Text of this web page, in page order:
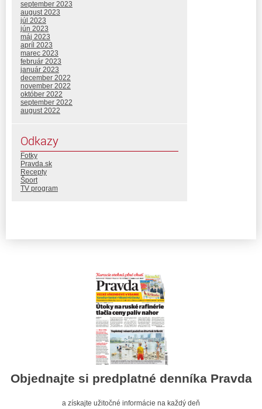
september 2023
august 2023
júl 2023
jún 2023
máj 2023
apríl 2023
marec 2023
február 2023
január 2023
december 2022
november 2022
október 2022
september 2022
august 2022
Odkazy
Fotky
Pravda.sk
Recepty
Šport
TV program
Objednajte si predplatné denníka Pravda
a získajte užitočné informácie na každý deň